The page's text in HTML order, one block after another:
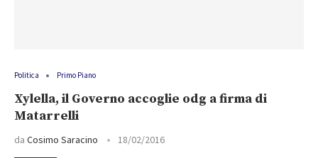
Politica Primo Piano
Xylella, il Governo accoglie odg a firma di
Matarrelli
da Cosimo Saracino 18/02/2016